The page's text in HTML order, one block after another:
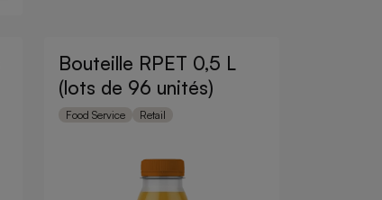
Bouteille RPET 0,5 L
(lots de 96 unités)
Food Service Retail